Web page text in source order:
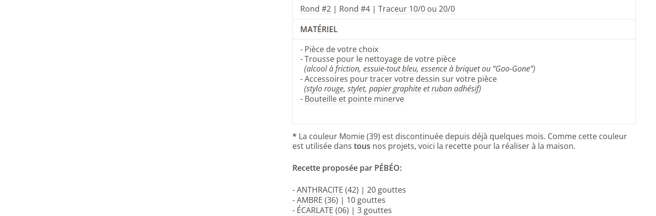
Rond #2 | Rond #4 | Traceur 10/0 ou 20/0
MATÉRIEL
- Pièce de votre choix
- Trousse pour le nettoyage de votre pièce
(alcool à friction, essuie-tout bleu, essence à briquet ou “Goo-Gone”)
- Accessoires pour tracer votre dessin sur votre pièce
(stylo rouge, stylet, papier graphiteetruban adhésif)
- Bouteille et pointe minerve
* La couleur Momie (39) est discontinuée depuis déjà quelques mois. Comme cette couleur
est utilisée dans tous nos projets, voici la recette pour la réaliser à la maison.
Recette proposée par PÉBÉO:
-ANTHRACITE (42) | 20 gouttes
-AMBRE (36) | 10 gouttes
- ÉCARLATE (06) | 3 gouttes